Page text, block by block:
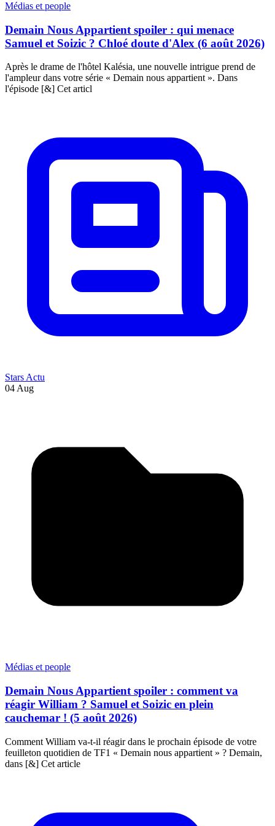
Médias et people
Demain Nous Appartient spoiler : qui menace
Samuel et Soizic ? Chloé doute d'Alex (6 août 2026)
Après le drame de l'hôtel Kalésia, une nouvelle intrigue prend de
l'ampleur dans votre série « Demain nous appartient ». Dans
l'épisode [&] Cet articl
Stars Actu
04 Aug
Médias et people
Demain Nous Appartient spoiler : comment va
réagir William ? Samuel et Soizic en plein
cauchemar ! (5 août 2026)
Comment William va-t-il réagir dans le prochain épisode de votre
feuilleton quotidien de TF1 « Demain nous appartient » ? Demain,
dans [&] Cet article